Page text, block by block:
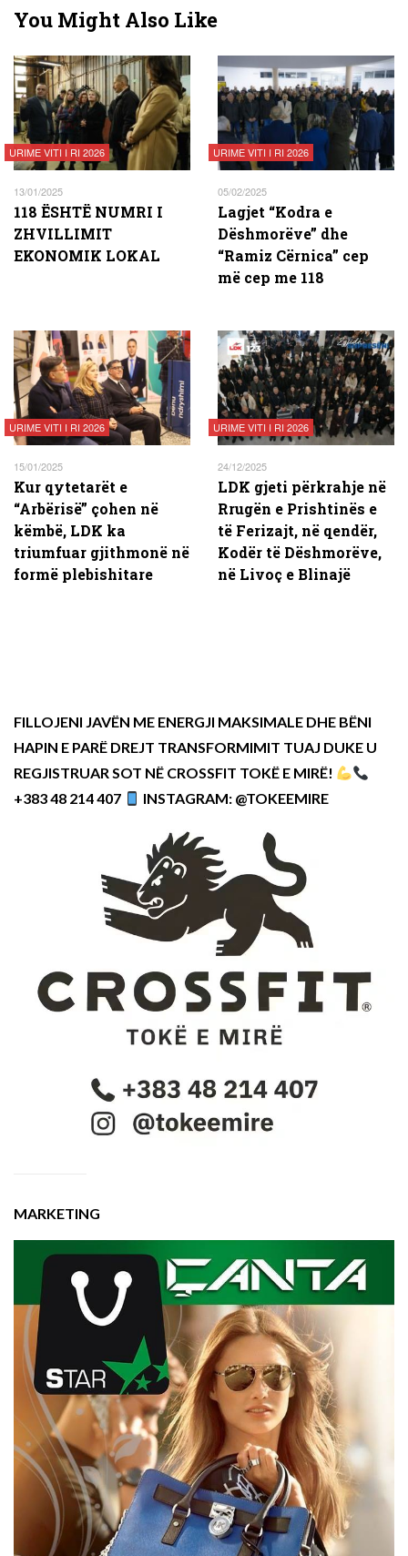
You Might Also Like
URIME VITI I RI 2026
13/01/2025
118 ËSHTË NUMRI I
ZHVILLIMIT
EKONOMIK LOKAL
URIME VITI I RI 2026
05/02/2025
Lagjet “Kodra e
Dëshmorëve” dhe
“Ramiz Cërnica” cep
më cep me 118
URIME VITI I RI 2026
15/01/2025
Kur qytetarët e
“Arbërisë” çohen në
këmbë, LDK ka
triumfuar gjithmonë në
formë plebishitare
URIME VITI I RI 2026
24/12/2025
LDK gjeti përkrahje në
Rrugën e Prishtinës e
të Ferizajt, në qendër,
Kodër të Dëshmorëve,
në Livoç e Blinajë
FILLOJENI JAVËN ME ENERGJI MAKSIMALE DHE BËNI
HAPIN E PARË DREJT TRANSFORMIMIT TUAJ DUKE U
REGJISTRUAR SOT NË CROSSFIT TOKË E MIRË!
+383 48 214 407
INSTAGRAM: @TOKEEMIRE
MARKETING